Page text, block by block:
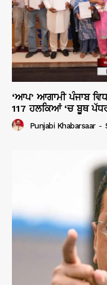
‘ਆਪ’ ਆਗਾਮੀ ਪੰਜਾਬ
117 ਹਲਕਿਆਂ ‘ਚ ਬੂਥ
Punjabi Khabarsaar -